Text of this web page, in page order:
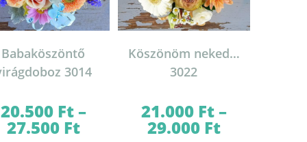
Babaköszöntő
3014
20.500 Ft–
27.500 FtÁrtartomány:
20.500 Ft
Köszönöm neked…
3022
21.000 Ft–
29.000 FtÁrtartomány:
21.000 Ft